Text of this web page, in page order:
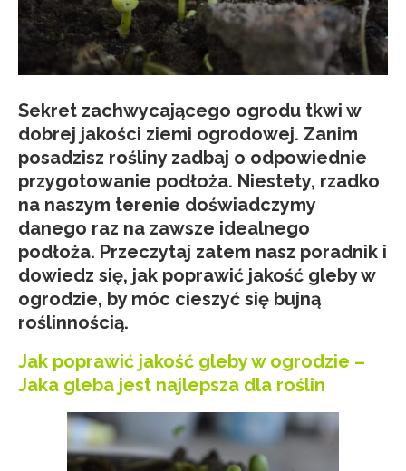
Sekret zachwycającego ogrodu tkwi w
dobrej jakości ziemi ogrodowej. Zanim
posadzisz rośliny zadbaj o odpowiednie
przygotowanie podłoża. Niestety, rzadko
na naszym terenie doświadczymy
danego raz na zawsze idealnego
podłoża. Przeczytaj zatem nasz poradnik i
dowiedz się, jak poprawić jakość gleby w
ogrodzie, by móc cieszyć się bujną
roślinnością.
Jak poprawić jakość gleby w ogrodzie –
Jaka gleba jest najlepsza dla roślin